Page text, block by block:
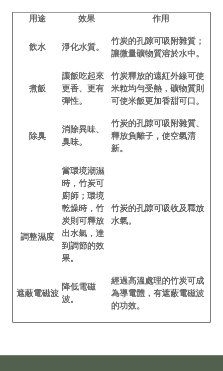
用途 效果 作用
飲水 淨化水質。
竹炭的孔隙可吸附雜質；
讓微量礦物質溶於水中。
煮飯
讓飯吃起來
更香、更有
彈性。
竹炭釋放的遠紅外線可使
米粒均勻受熱，礦物質則
可使米飯更加香甜可口。
除臭
消除異味、
臭味。
竹炭的孔隙可吸附雜質、
釋放負離子，使空氣清
新。
調整濕度
當環境潮濕
時，竹炭可
廚師；環境
乾燥時，竹
炭則可釋放
出水氣，達
到調節的效
果。
竹炭的孔隙可吸收及釋放
水氣。
遮蔽電磁波
降低電磁
波。
經過高溫處理的竹炭可成
為導電體，有遮蔽電磁波
的功效。